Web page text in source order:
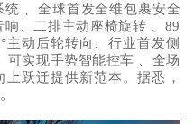
、全球首发全维包裹安全
、二排主动座椅旋转 、89
主动后轮转向、行业首发侧
可实现手势智能控车 、全场
跃迁提供新范本。据悉，